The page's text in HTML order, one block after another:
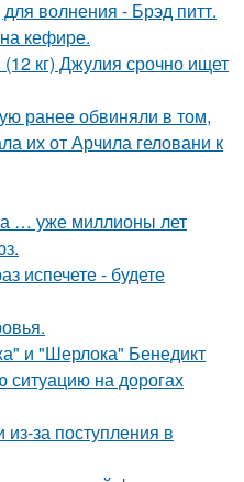
волнения - Брэд питт.
кефире.
кг) Джулия срочно ищет
ранее обвиняли в том,
их от Арчила геловани к
… уже миллионы лет
испечете - будете
и "Шерлока" Бенедикт
ситуацию на дорогах
за поступления в